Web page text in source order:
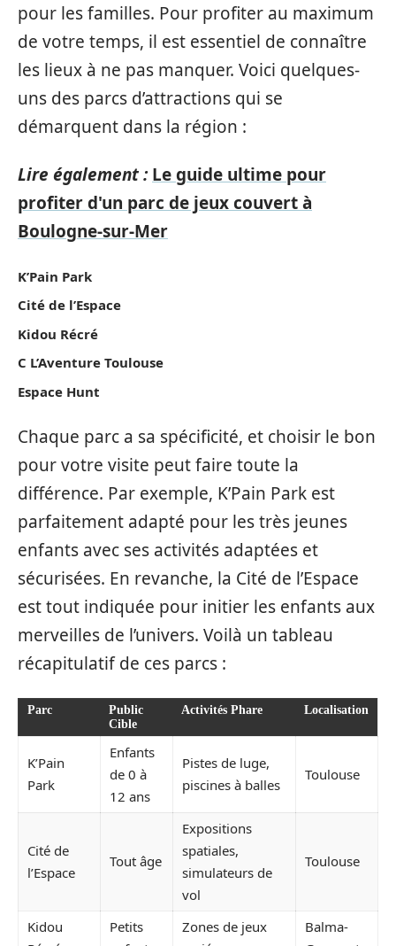
pour les familles. Pour profiter au maximum
de votre temps, il est essentiel de connaître
les lieux à ne pas manquer. Voici quelques-
uns des parcs d’attractions qui se
démarquent dans la région :
Lire également : Le guide ultime pour
profiter d'un parc de jeux couvert à
Boulogne-sur-Mer
K’Pain Park
Cité de l’Espace
Kidou Récré
C L’Aventure Toulouse
Espace Hunt
Chaque parc a sa spécificité, et choisir le bon
pour votre visite peut faire toute la
différence. Par exemple, K’Pain Park est
parfaitement adapté pour les très jeunes
enfants avec ses activités adaptées et
sécurisées. En revanche, la Cité de l’Espace
est tout indiquée pour initier les enfants aux
merveilles de l’univers. Voilà un tableau
récapitulatif de ces parcs :
Parc
Public
Cible
Activités Phare Localisation
K’Pain
Park
Enfants
de 0 à
12 ans
Pistes de luge,
piscines à balles
Toulouse
Cité de
l’Espace
Tout âge
Expositions
spatiales,
simulateurs de
vol
Toulouse
Kidou
Petits
Zones de jeux
Balma-